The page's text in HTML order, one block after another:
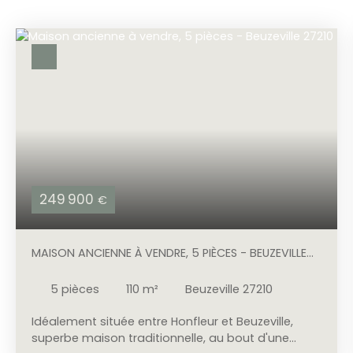
249 900 €
MAISON ANCIENNE À VENDRE, 5 PIÈCES - BEUZEVILLE
5 pièces 110 m² Beuzeville 27210
Idéalement située entre Honfleur et Beuzeville,
superbe maison traditionnelle, au bout d'une